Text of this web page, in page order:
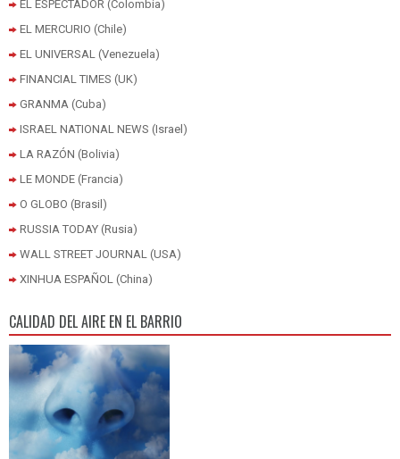
EL ESPECTADOR (Colombia)
EL MERCURIO (Chile)
EL UNIVERSAL (Venezuela)
FINANCIAL TIMES (UK)
GRANMA (Cuba)
ISRAEL NATIONAL NEWS (Israel)
LA RAZÓN (Bolivia)
LE MONDE (Francia)
O GLOBO (Brasil)
RUSSIA TODAY (Rusia)
WALL STREET JOURNAL (USA)
XINHUA ESPAÑOL (China)
CALIDAD DEL AIRE EN EL BARRIO